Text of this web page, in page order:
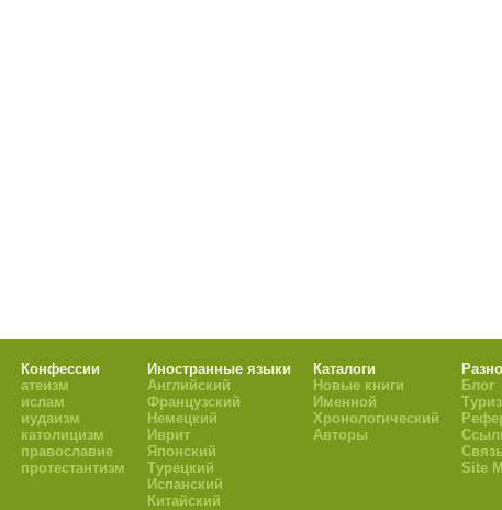
Конфессии
атеизм
ислам
иудаизм
католицизм
православие
протестантизм
Иностранные языки
Английский
Французский
Немецкий
Иврит
Японский
Турецкий
Испанский
Китайский
Каталоги
Новые книги
Именной
Хронологический
Авторы
Блог
Site